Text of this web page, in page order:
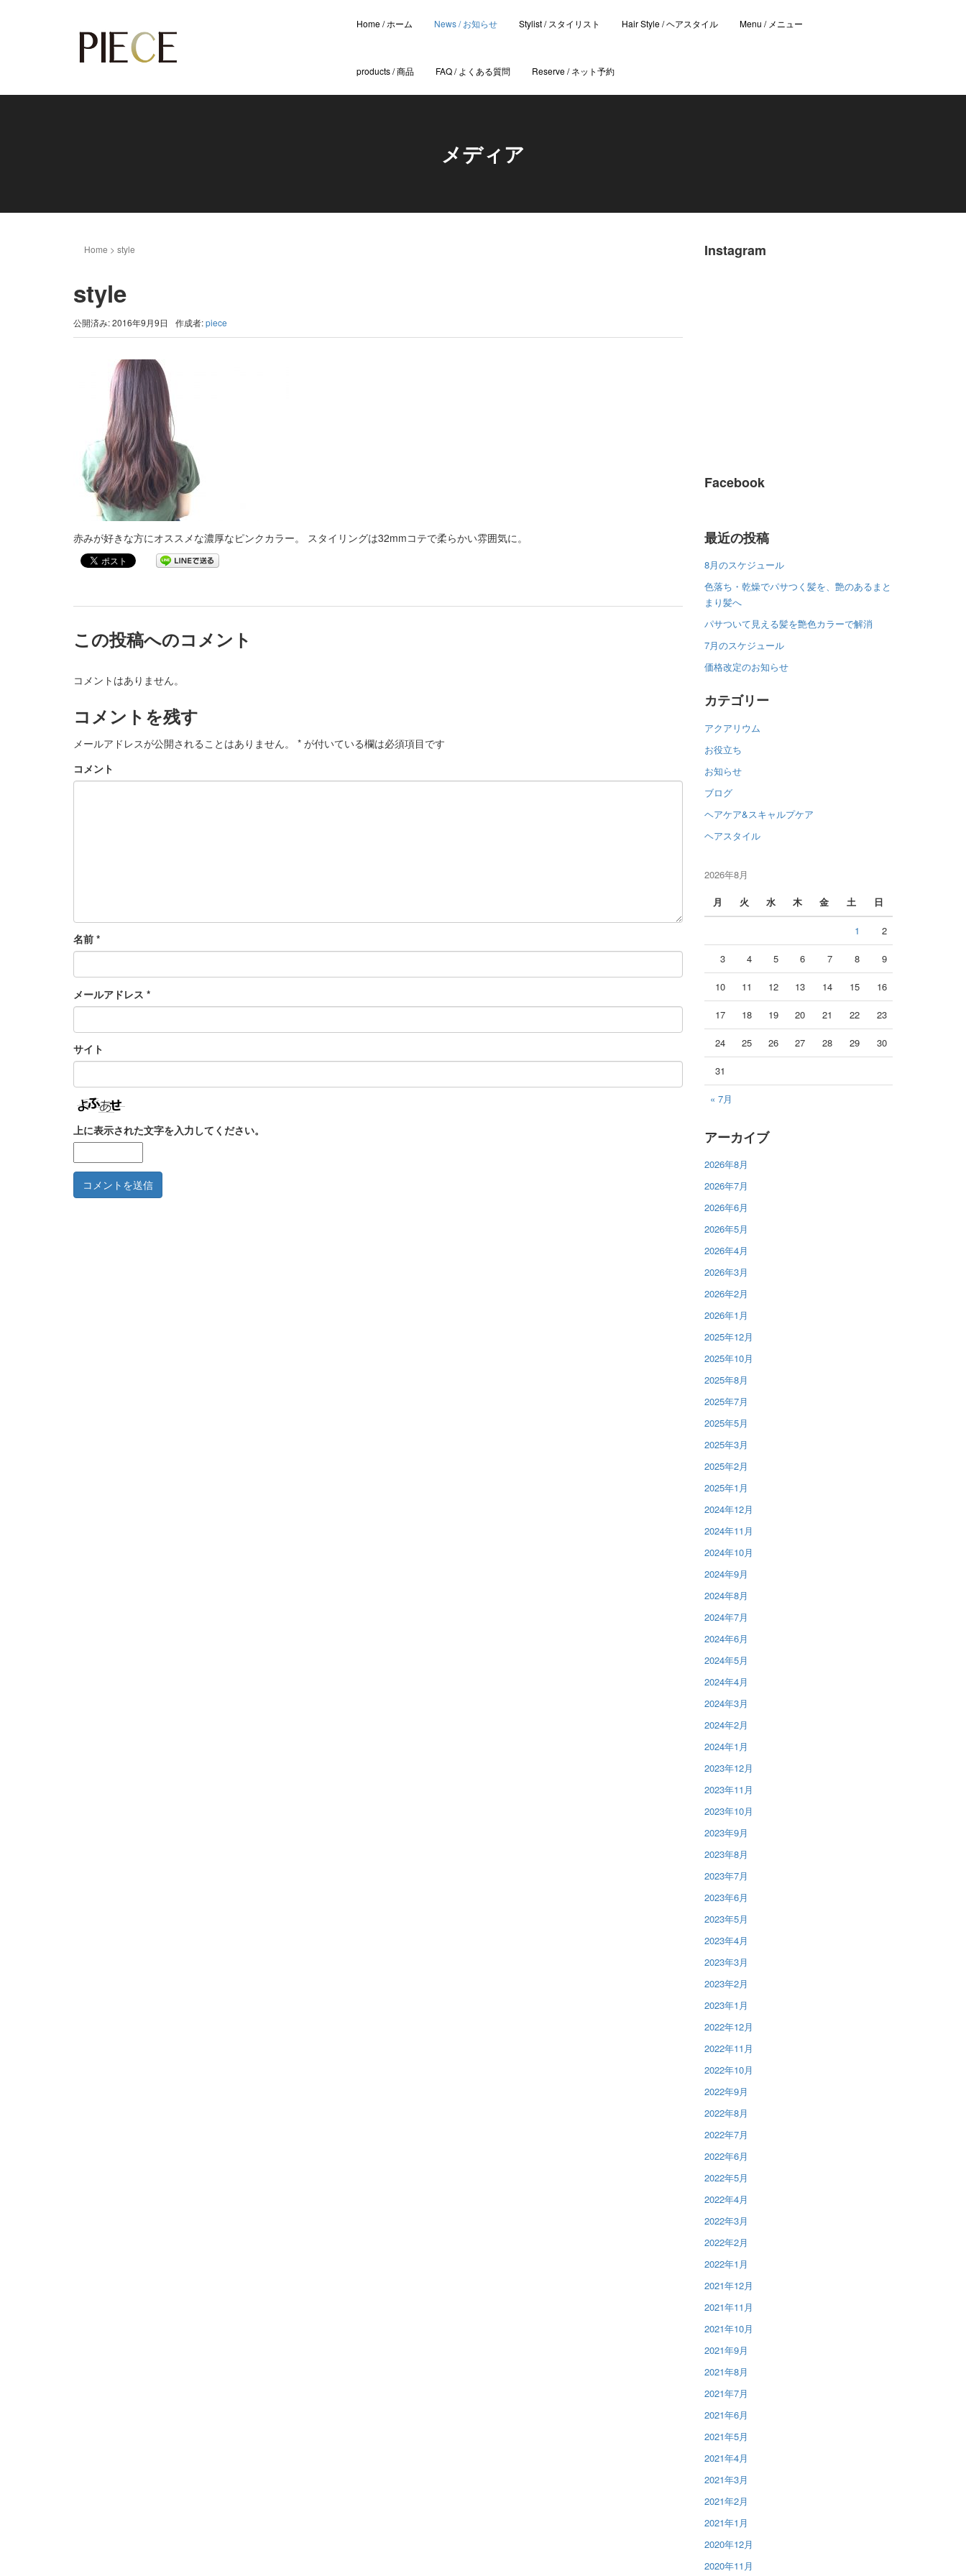
Home / ホーム News / お知らせ Stylist / スタイリスト Hair Style / ヘアスタイル Menu / メニュー
products / 商品 FAQ / よくある質問 Reserve / ネット予約
メディア
Home > style
style
公開済み: 2016年9月9日 作成者:piece
赤みが好きな方にオススメな濃厚なピンクカラー。 スタイリングは32mmコテで柔らかい雰囲気に。
この投稿へのコメント
コメントはありません。
コメントを残す
メールアドレスが公開されることはありません。 * が付いている欄は必須項目です
コメント
名前 *
メールアドレス *
サイト
上に表示された文字を入力してください。
Instagram
Facebook
最近の投稿
8月のスケジュール
色落ち・乾燥でパサつく髪を、艶のあるまと
まり髪へ
パサついて見える髪を艶色カラーで解消
7月のスケジュール
価格改定のお知らせ
カテゴリー
アクアリウム
お役立ち
お知らせ
ブログ
ヘアケア&スキャルプケア
ヘアスタイル
2026年8月
月
火 水 木 金 土 日
« 7月
1 2
3 4 5 6 7 8 9
10 11 12 13 14 15 16
17 18 19 20 21 22 23
24 25 26 27 28 29 30
31
アーカイブ
2026年8月
2026年7月
2026年6月
2026年5月
2026年4月
2026年3月
2026年2月
2026年1月
2025年12月
2025年10月
2025年8月
2025年7月
2025年5月
2025年3月
2025年2月
2025年1月
2024年12月
2024年11月
2024年10月
2024年9月
2024年8月
2024年7月
2024年6月
2024年5月
2024年4月
2024年3月
2024年2月
2024年1月
2023年12月
2023年11月
2023年10月
2023年9月
2023年8月
2023年7月
2023年6月
2023年5月
2023年4月
2023年3月
2023年2月
2023年1月
2022年12月
2022年11月
2022年10月
2022年9月
2022年8月
2022年7月
2022年6月
2022年5月
2022年4月
2022年3月
2022年2月
2022年1月
2021年12月
2021年11月
2021年10月
2021年9月
2021年8月
2021年7月
2021年6月
2021年5月
2021年4月
2021年3月
2021年2月
2021年1月
2020年12月
2020年11月